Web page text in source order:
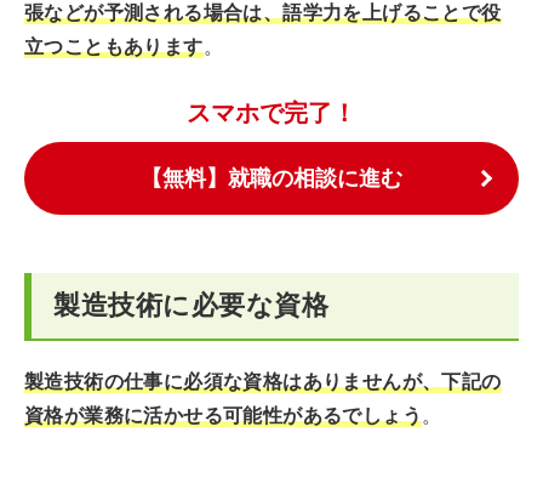
張などが予測される場合は、語学力を上げることで役
立つこともあります。
スマホで完了！
【無料】就職の相談に進む
製造技術に必要な資格
製造技術の仕事に必須な資格はありませんが、下記の
資格が業務に活かせる可能性があるでしょう。